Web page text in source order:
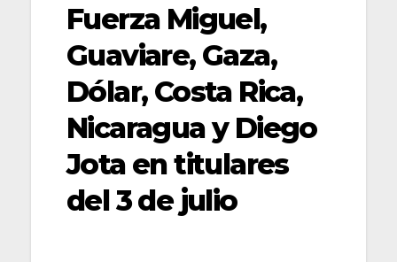
Fuerza Miguel,
Guaviare, Gaza,
Dólar, Costa Rica,
Nicaragua y Diego
Jota en titulares
del 3 de julio